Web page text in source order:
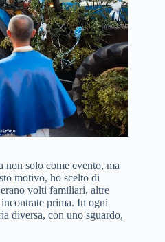
non solo come evento, ma
motivo, ho scelto di
volti familiari, altre
prima. In ogni
diversa, con uno sguardo,